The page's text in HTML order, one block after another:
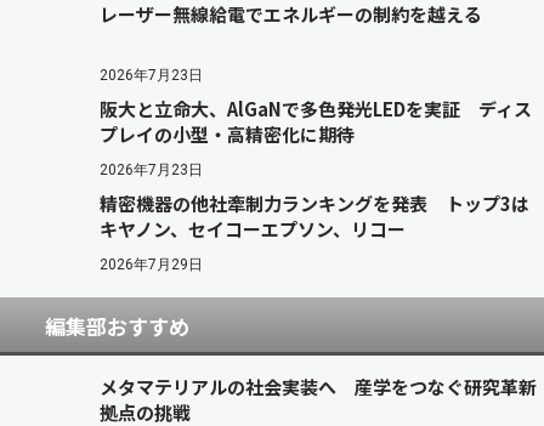
レーザー無線給電でエネルギーの制約を越える
2026年7月23日
阪大と立命大、AlGaNで多色発光LEDを実証 ディス
プレイの小型・高精密化に期待
2026年7月23日
精密機器の他社牽制力ランキングを発表 トップ3は
キヤノン、セイコーエプソン、リコー
2026年7月29日
編集部おすすめ
メタマテリアルの社会実装へ 産学をつなぐ研究革新
拠点の挑戦